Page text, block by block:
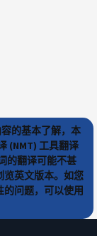
的基本了解，本
(NMT) 工具翻译
的翻译可能不甚
览英文版本。如您
的问题，可以使用